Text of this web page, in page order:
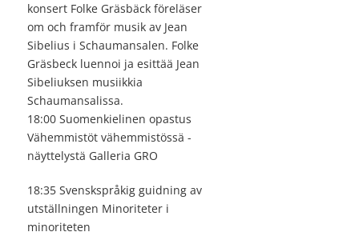
konsert Folke Gräsbäck föreläser
om och framför musik av Jean
Sibelius i Schaumansalen. Folke
Gräsbeck luennoi ja esittää Jean
Sibeliuksen musiikkia
Schaumansalissa.
18:00 Suomenkielinen opastus
Vähemmistöt vähemmistössä -
näyttelystä Galleria GRO
18:35 Svenskspråkig guidning av
utställningen Minoriteter i
minoriteten